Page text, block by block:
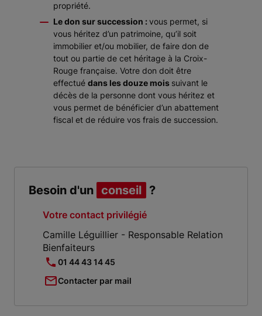
propriété.
Le don sur succession :vous permet, si
vous héritez d’un patrimoine, qu’il soit
immobilier et/ou mobilier, de faire don de
tout ou partie de cet héritage à la Croix-
Rouge française. Votre don doit être
effectué dans les douze mois suivant le
décès de la personne dont vous héritez et
vous permet de bénéficier d’un abattement
fiscal et de réduire vos frais de succession.
Besoin d'un conseil ?
Votre contact privilégié
Camille Léguillier - Responsable Relation
Bienfaiteurs
01 44 43 14 45
Contacter par mail